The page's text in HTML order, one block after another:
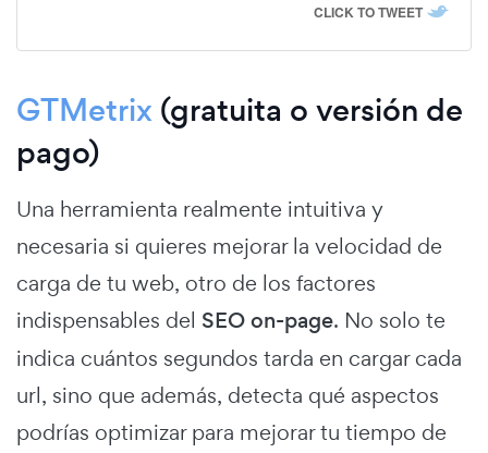
CLICK TO TWEET
GTMetrix (gratuita o versión de
pago)
Una herramienta realmente intuitiva y
necesaria si quieres mejorar la velocidad de
carga de tu web, otro de los factores
indispensables del SEO on-page. No solo te
indica cuántos segundos tarda en cargar cada
url, sino que además, detecta qué aspectos
podrías optimizar para mejorar tu tiempo de